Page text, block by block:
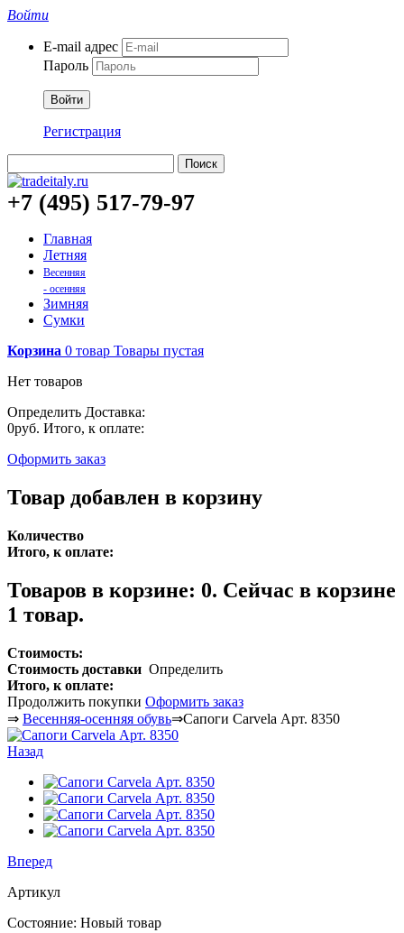
Войти
E-mail адрес
Пароль
Войти
Регистрация
Поиск
+7 (495) 517-79-97
Главная
Летняя
Весенняя
- осенняя
Зимняя
Сумки
Корзина 0 товар Товары пустая
Нет товаров
Определить Доставка:
0руб. Итого, к оплате:
Оформить заказ
Товар добавлен в корзину
Количество
Итого, к оплате:
Товаров в корзине: 0. Сейчас в корзине
1 товар.
Стоимость:
Стоимость доставки Определить
Итого, к оплате:
Продолжить покупки Оформить заказ
⇒ Весенняя-осенняя обувь⇒Сапоги Carvela Арт. 8350
Назад
Вперед
Артикул
Состояние: Новый товар